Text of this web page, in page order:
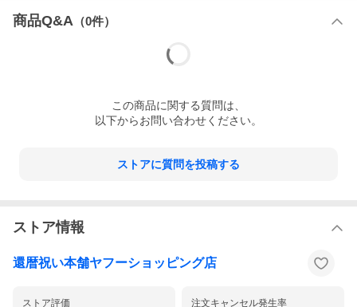
商品Q&A （0件）
この商品に関する質問は、
以下からお問い合わせください。
ストアに質問を投稿する
ストア情報
還暦祝い本舗ヤフーショッピング店
ストア評価 注文キャンセル発生率